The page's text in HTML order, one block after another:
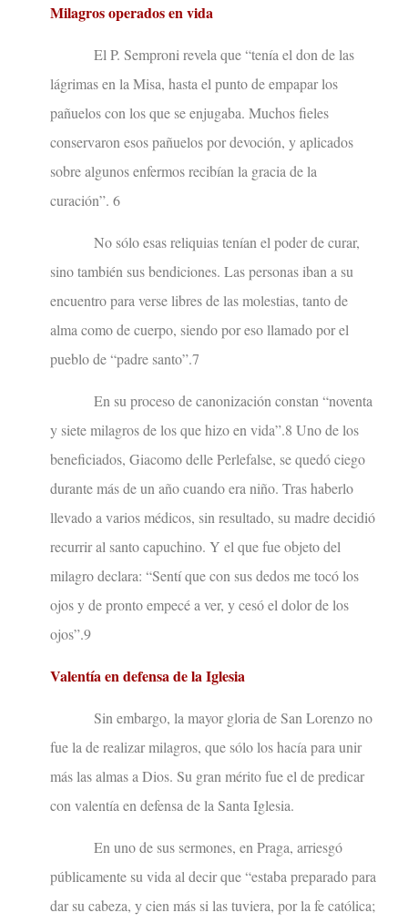
Milagros operados en vida
El P. Semproni revela que “tenía el don de las
lágrimas en la Misa, hasta el punto de empapar los
pañuelos con los que se enjugaba. Muchos fieles
conservaron esos pañuelos por devoción, y aplicados
sobre algunos enfermos recibían la gracia de la
curación”. 6
No sólo esas reliquias tenían el poder de curar,
sino también sus bendiciones. Las personas iban a su
encuentro para verse libres de las molestias, tanto de
alma como de cuerpo, siendo por eso llamado por el
pueblo de “padre santo”.7
En su proceso de canonización constan “noventa
y siete milagros de los que hizo en vida”.8 Uno de los
beneficiados, Giacomo delle Perlefalse, se quedó ciego
durante más de un año cuando era niño. Tras haberlo
llevado a varios médicos, sin resultado, su madre decidió
recurrir al santo capuchino. Y el que fue objeto del
milagro declara: “Sentí que con sus dedos me tocó los
ojos y de pronto empecé a ver, y cesó el dolor de los
ojos”.9
Valentía en defensa de la Iglesia
Sin embargo, la mayor gloria de San Lorenzo no
fue la de realizar milagros, que sólo los hacía para unir
más las almas a Dios. Su gran mérito fue el de predicar
con valentía en defensa de la Santa Iglesia.
En uno de sus sermones, en Praga, arriesgó
públicamente su vida al decir que “estaba preparado para
dar su cabeza, y cien más si las tuviera, por la fe católica;